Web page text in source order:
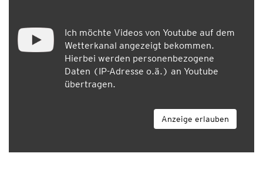
Ich möchte Videos von Youtube auf dem
Wetterkanal angezeigt bekommen.
Hierbei werden personenbezogene
Daten (IP-Adresse o.ä.) an Youtube
übertragen.
Anzeige erlauben